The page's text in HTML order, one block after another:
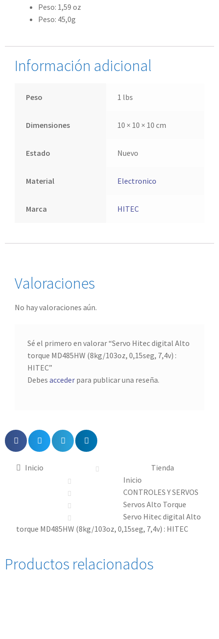
Peso: 1,59 oz
Peso: 45,0g
Información adicional
Peso 1 lbs
Dimensiones 10 × 10 × 10 cm
Estado Nuevo
Material Electronico
Marca HITEC
Valoraciones
No hay valoraciones aún.
Sé el primero en valorar “Servo Hitec digital Alto
torque MD485HW (8kg/103oz, 0,15seg, 7,4v) :
HITEC”
Debes accederpara publicar una reseña.
Inicio
Tienda
Inicio
CONTROLES Y SERVOS
Servos Alto Torque
Servo Hitec digital Alto
torque MD485HW (8kg/103oz, 0,15seg, 7,4v) : HITEC
Productos relacionados